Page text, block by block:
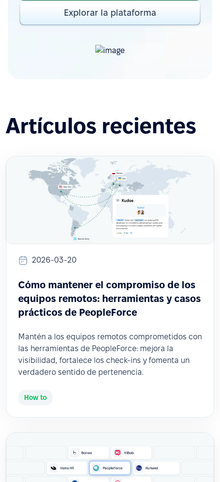
Explorar la plataforma
Artículos recientes
2026-03-20
Cómo mantener el compromiso de los
equipos remotos: herramientas y casos
prácticos de PeopleForce
Mantén a los equipos remotos comprometidos con
las herramientas de PeopleForce: mejora la
visibilidad, fortalece los check-ins y fomenta un
verdadero sentido de pertenencia.
How to